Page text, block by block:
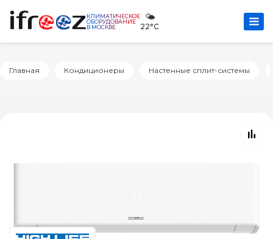
КЛИМАТИЧЕСКОЕ
ОБОРУДОВАНИЕ
В МОСКВЕ
🌤️
22°C
Главная Кондиционеры Настенные сплит-системы